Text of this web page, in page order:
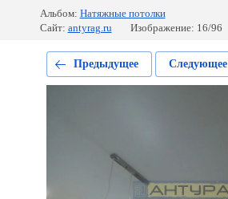
Альбом: Натяжные потолки
Сайт: antyrag.ru Изображение: 16/96
Предыдущее Следующее